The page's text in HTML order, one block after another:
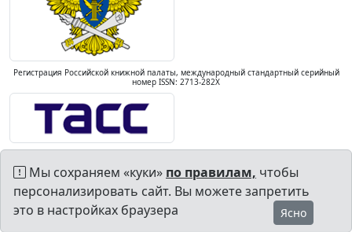
Регистрация Российской книжной палаты, международный стандартный серийный
номер ISSN: 2713-282X
Мы сохраняем «куки» по правилам, чтобы
персонализировать сайт. Вы можете запретить
это в настройках браузера
Ясно